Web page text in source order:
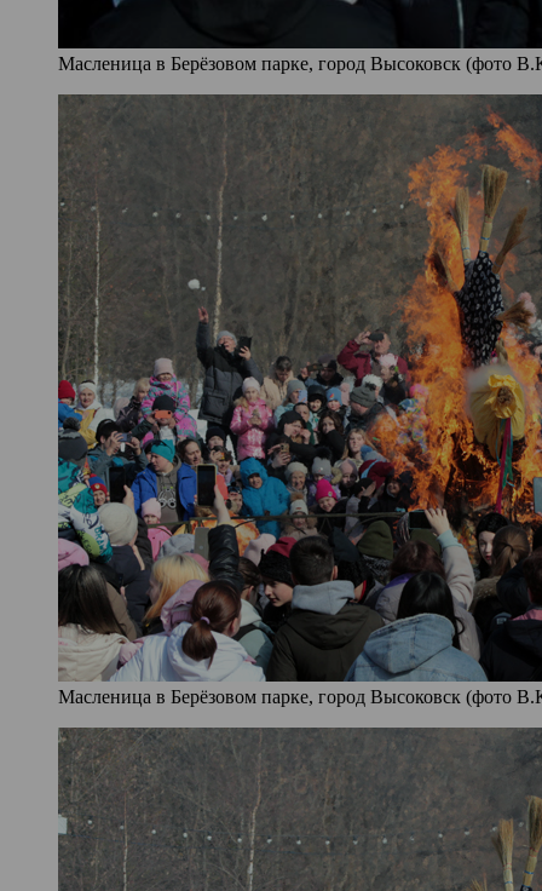
Масленица в Берёзовом парке, город Высоковск (фото
Масленица в Берёзовом парке, город Высоковск (фото